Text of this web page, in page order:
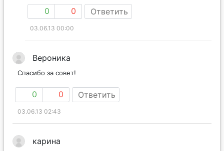
0 0 Ответить
03.06.13 00:00
Вероника
Спасибо за совет!
0 0 Ответить
03.06.13 02:43
карина